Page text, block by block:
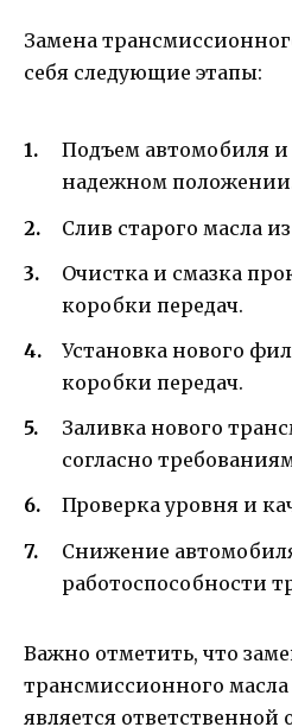
Замена
себя следующие этапы:
Подъем автомобиля
надежном
Слив старого масла
Очистка и смазка
коробки передач.
Установка нового
коробки передач.
Заливка нового
согласно
Проверка уровня и
Снижение
работоспособности
Важно отметить, что
трансмиссионного
является ответственной